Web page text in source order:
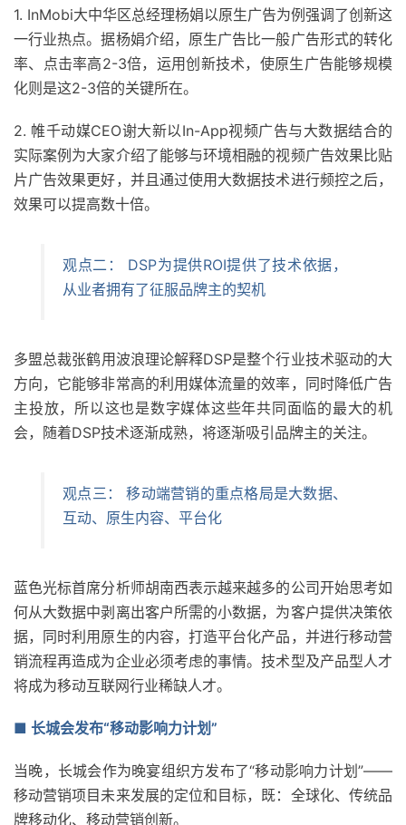
1. InMobi大中华区总经理杨娟以原生广告为例强调了创新这
一行业热点。据杨娟介绍，原生广告比一般广告形式的转化
率、点击率高2-3倍，运用创新技术，使原生广告能够规模
化则是这2-3倍的关键所在。
2. 帷千动媒CEO谢大新以In-App视频广告与大数据结合的
实际案例为大家介绍了能够与环境相融的视频广告效果比贴
片广告效果更好，并且通过使用大数据技术进行频控之后，
效果可以提高数十倍。
观点二： DSP为提供ROI提供了技术依据，
从业者拥有了征服品牌主的契机
多盟总裁张鹤用波浪理论解释DSP是整个行业技术驱动的大
方向，它能够非常高的利用媒体流量的效率，同时降低广告
主投放，所以这也是数字媒体这些年共同面临的最大的机
会，随着DSP技术逐渐成熟，将逐渐吸引品牌主的关注。
观点三： 移动端营销的重点格局是大数据、
互动、原生内容、平台化
蓝色光标首席分析师胡南西表示越来越多的公司开始思考如
何从大数据中剥离出客户所需的小数据，为客户提供决策依
据，同时利用原生的内容，打造平台化产品，并进行移动营
销流程再造成为企业必须考虑的事情。技术型及产品型人才
将成为移动互联网行业稀缺人才。
■ 长城会发布“移动影响力计划”
当晚，长城会作为晚宴组织方发布了“移动影响力计划”——
移动营销项目未来发展的定位和目标，既：全球化、传统品
牌移动化、移动营销创新。